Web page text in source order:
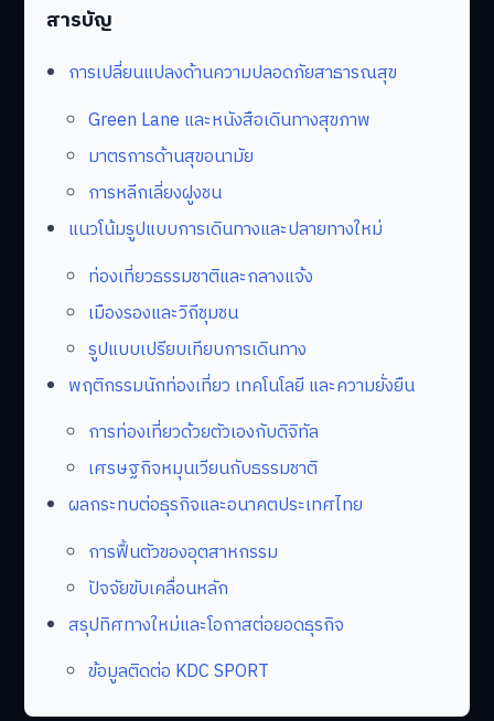
สารบัญ
การเปลี่ยนแปลงด้านความปลอดภัยสาธารณสุข
Green Lane และหนังสือเดินทางสุขภาพ
มาตรการด้านสุขอนามัย
การหลีกเลี่ยงฝูงชน
แนวโน้มรูปแบบการเดินทางและปลายทางใหม่
ท่องเที่ยวธรรมชาติและกลางแจ้ง
เมืองรองและวิถีชุมชน
รูปแบบเปรียบเทียบการเดินทาง
พฤติกรรมนักท่องเที่ยว เทคโนโลยี และความยั่งยืน
การท่องเที่ยวด้วยตัวเองกับดิจิทัล
เศรษฐกิจหมุนเวียนกับธรรมชาติ
ผลกระทบต่อธุรกิจและอนาคตประเทศไทย
การฟื้นตัวของอุตสาหกรรม
ปัจจัยขับเคลื่อนหลัก
สรุปทิศทางใหม่และโอกาสต่อยอดธุรกิจ
ข้อมูลติดต่อ KDC SPORT